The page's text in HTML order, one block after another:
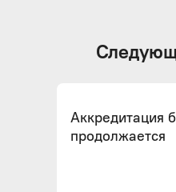
Аккредитация
продолжается